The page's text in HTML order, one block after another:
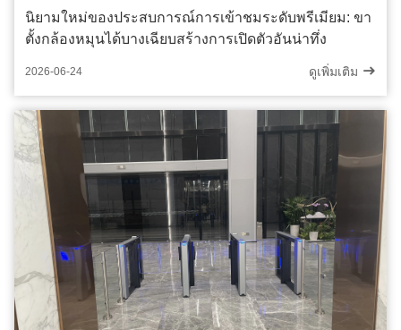
นิยามใหม่ของประสบการณ์การเข้าชมระดับพรีเมียม: ขา
ตั้งกล้องหมุนได้บางเฉียบสร้างการเปิดตัวอันน่าทึ่ง
2026-06-24 ดูเพิ่มเติม